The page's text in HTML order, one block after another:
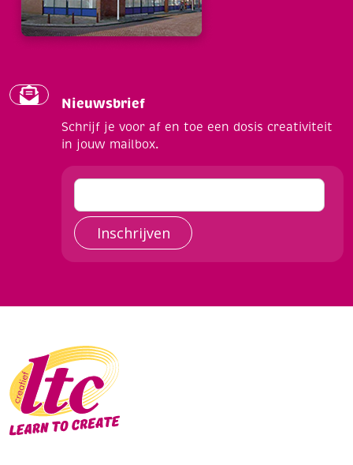
Nieuwsbrief
Schrijf je voor af en toe een dosis creativiteit
in jouw mailbox.
Inschrijven